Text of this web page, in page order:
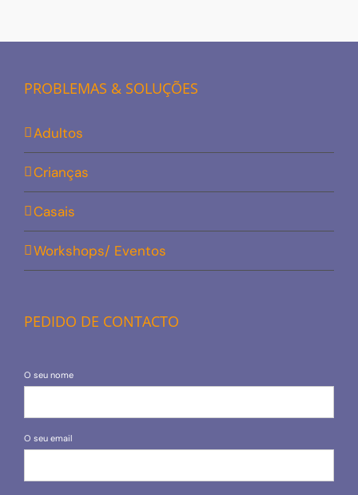
PROBLEMAS & SOLUÇÕES
Adultos
Crianças
Casais
Workshops/ Eventos
PEDIDO DE CONTACTO
O seu nome
O seu email